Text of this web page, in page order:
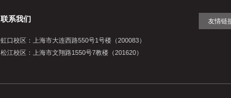
联系我们
虹口校区：上海市大连西路550号1号楼（200083）
松江校区：上海市文翔路1550号7教楼（201620）
友情链